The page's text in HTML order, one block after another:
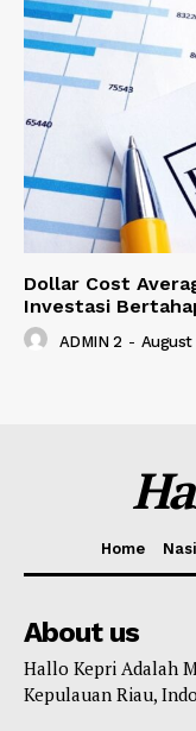
Dollar Cost
Investasi
ADMIN 2 - August
Home
About us
Hallo Kepri Adalah
Kepulauan Riau,